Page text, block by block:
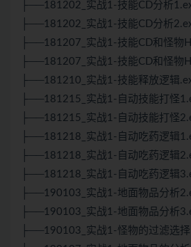
├──181202_实战1-技能CD分析
├──181202_实战1-技能CD分析
├──181207_实战1-技能CD和怪物
├──181207_实战1-技能CD和怪物
├──181210_实战1-技能释放逻辑
├──181215_实战1-自动技能打怪
├──181215_实战1-自动技能打怪
├──181218_实战1-自动吃药逻辑
├──181218_实战1-自动吃药逻辑
├──181218_实战1-自动吃药逻辑
├──190103_实战1-地面物品分析
├──190103_实战1-地面物品分析
├──190103_实战1-怪物的过滤选